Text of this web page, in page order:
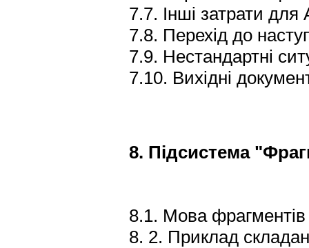
7.7. Інші затрати для
7.8. Перехід до
7.9. Нестандартні
7.10. Вихідні
8. Підсистема
8.1. Мова
8. 2. Приклад